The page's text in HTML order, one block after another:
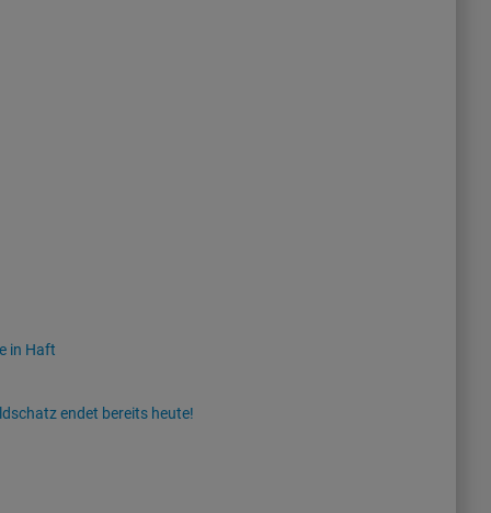
in Haft
endet bereits heute!